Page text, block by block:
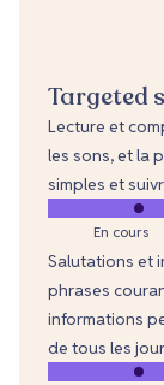
Targeted
Lecture et
les sons, et la
simples et
En cours
Salutations et
phrases
informations
de tous les